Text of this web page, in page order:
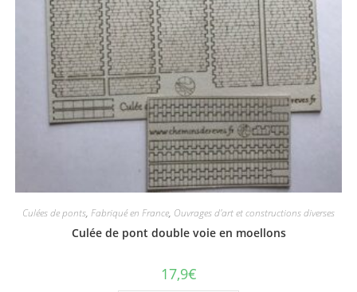
Culées de ponts, Fabriqué en France, Ouvrages d'art et constructions diverses
Culée de pont double voie en moellons
17,9€